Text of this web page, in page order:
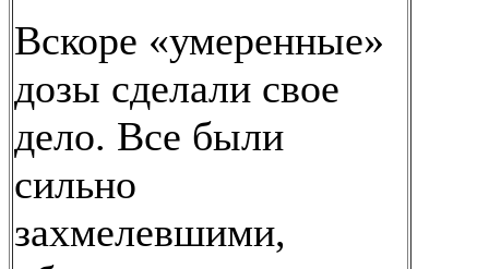
Вскоре «умеренные»
дозы сделали свое
дело. Все были
сильно
захмелевшими,